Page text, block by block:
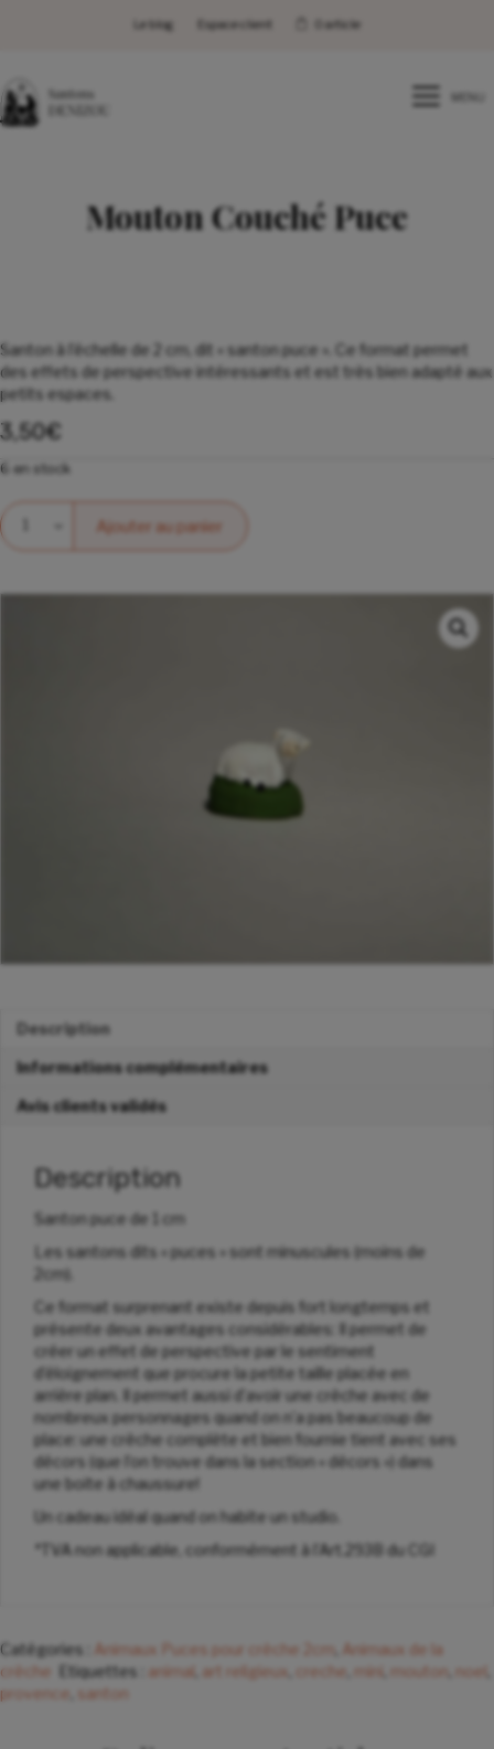
Le blog Espace client 0 article
Mouton Couché Puce
Santon à l’échelle de 2 cm, dit « santon puce ». Ce format permet
des effets de perspective intéressants et est très bien adapté aux
petits espaces.
3,50€
6 en stock
Quantité
Ajouter au panier
Description
Informations complémentaires
Avis clients validés
Description
Santon puce de 1 cm
Les santons dits « puces » sont minuscules (moins de
2cm).
Ce format surprenant existe depuis fort longtemps et
présente deux avantages considérables: Il permet de
créer un effet de perspective par le sentiment
d’éloignement que procure la petite taille placée en
arrière plan. Il permet aussi d’avoir une crèche avec de
nombreux personnages quand on n’a pas beaucoup de
place: une crèche complète et bien fournie tient avec ses
décors (que l’on trouve dans la section « décors ») dans
une boite à chaussure!
Un cadeau idéal quand on habite un studio.
*TVA non applicable, conformément à l’Art.293B du CGI
Catégories : Animaux Puces pour crèche 2cm
Animaux de la
crèche
Etiquettes : animal art religieux creche mini mouton noel
provence
santon